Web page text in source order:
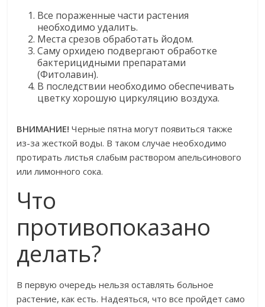
Все пораженные части растения
необходимо удалить.
Места срезов обработать йодом.
Саму орхидею подвергают обработке
бактерицидными препаратами
(Фитолавин).
В последствии необходимо обеспечивать
цветку хорошую циркуляцию воздуха.
ВНИМАНИЕ! Черные пятна могут появиться также
из-за жесткой воды. В таком случае необходимо
протирать листья слабым раствором апельсинового
или лимонного сока.
Что
противопоказано
делать?
В первую очередь нельзя оставлять больное
растение, как есть. Надеяться, что все пройдет само